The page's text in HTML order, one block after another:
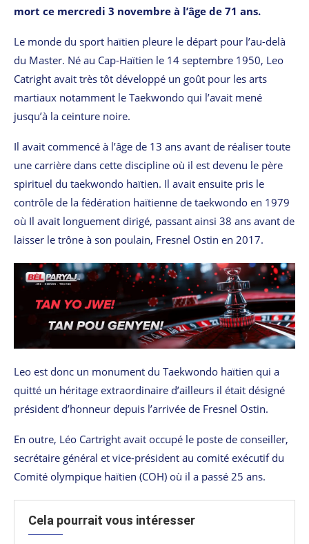
mort ce mercredi 3 novembre à l’âge de 71 ans.
Le monde du sport haïtien pleure le départ pour l’au-delà
du Master. Né au Cap-Haïtien le 14 septembre 1950, Leo
Catright avait très tôt développé un goût pour les arts
martiaux notamment le Taekwondo qui l’avait mené
jusqu’à la ceinture noire.
Il avait commencé à l’âge de 13 ans avant de réaliser toute
une carrière dans cette discipline où il est devenu le père
spirituel du taekwondo haïtien. Il avait ensuite pris le
contrôle de la fédération haïtienne de taekwondo en 1979
où Il avait longuement dirigé, passant ainsi 38 ans avant de
laisser le trône à son poulain, Fresnel Ostin en 2017.
Leo est donc un monument du Taekwondo haïtien qui a
quitté un héritage extraordinaire d’ailleurs il était désigné
président d’honneur depuis l’arrivée de Fresnel Ostin.
En outre, Léo Cartright avait occupé le poste de conseiller,
secrétaire général et vice-président au comité exécutif du
Comité olympique haïtien (COH) où il a passé 25 ans.
Cela pourrait vous intéresser